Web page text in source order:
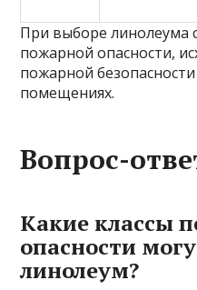
При выборе линолеума
пожарной опасности,
пожарной
помещениях.
Вопрос-
Какие классы
опасности
линолеум?